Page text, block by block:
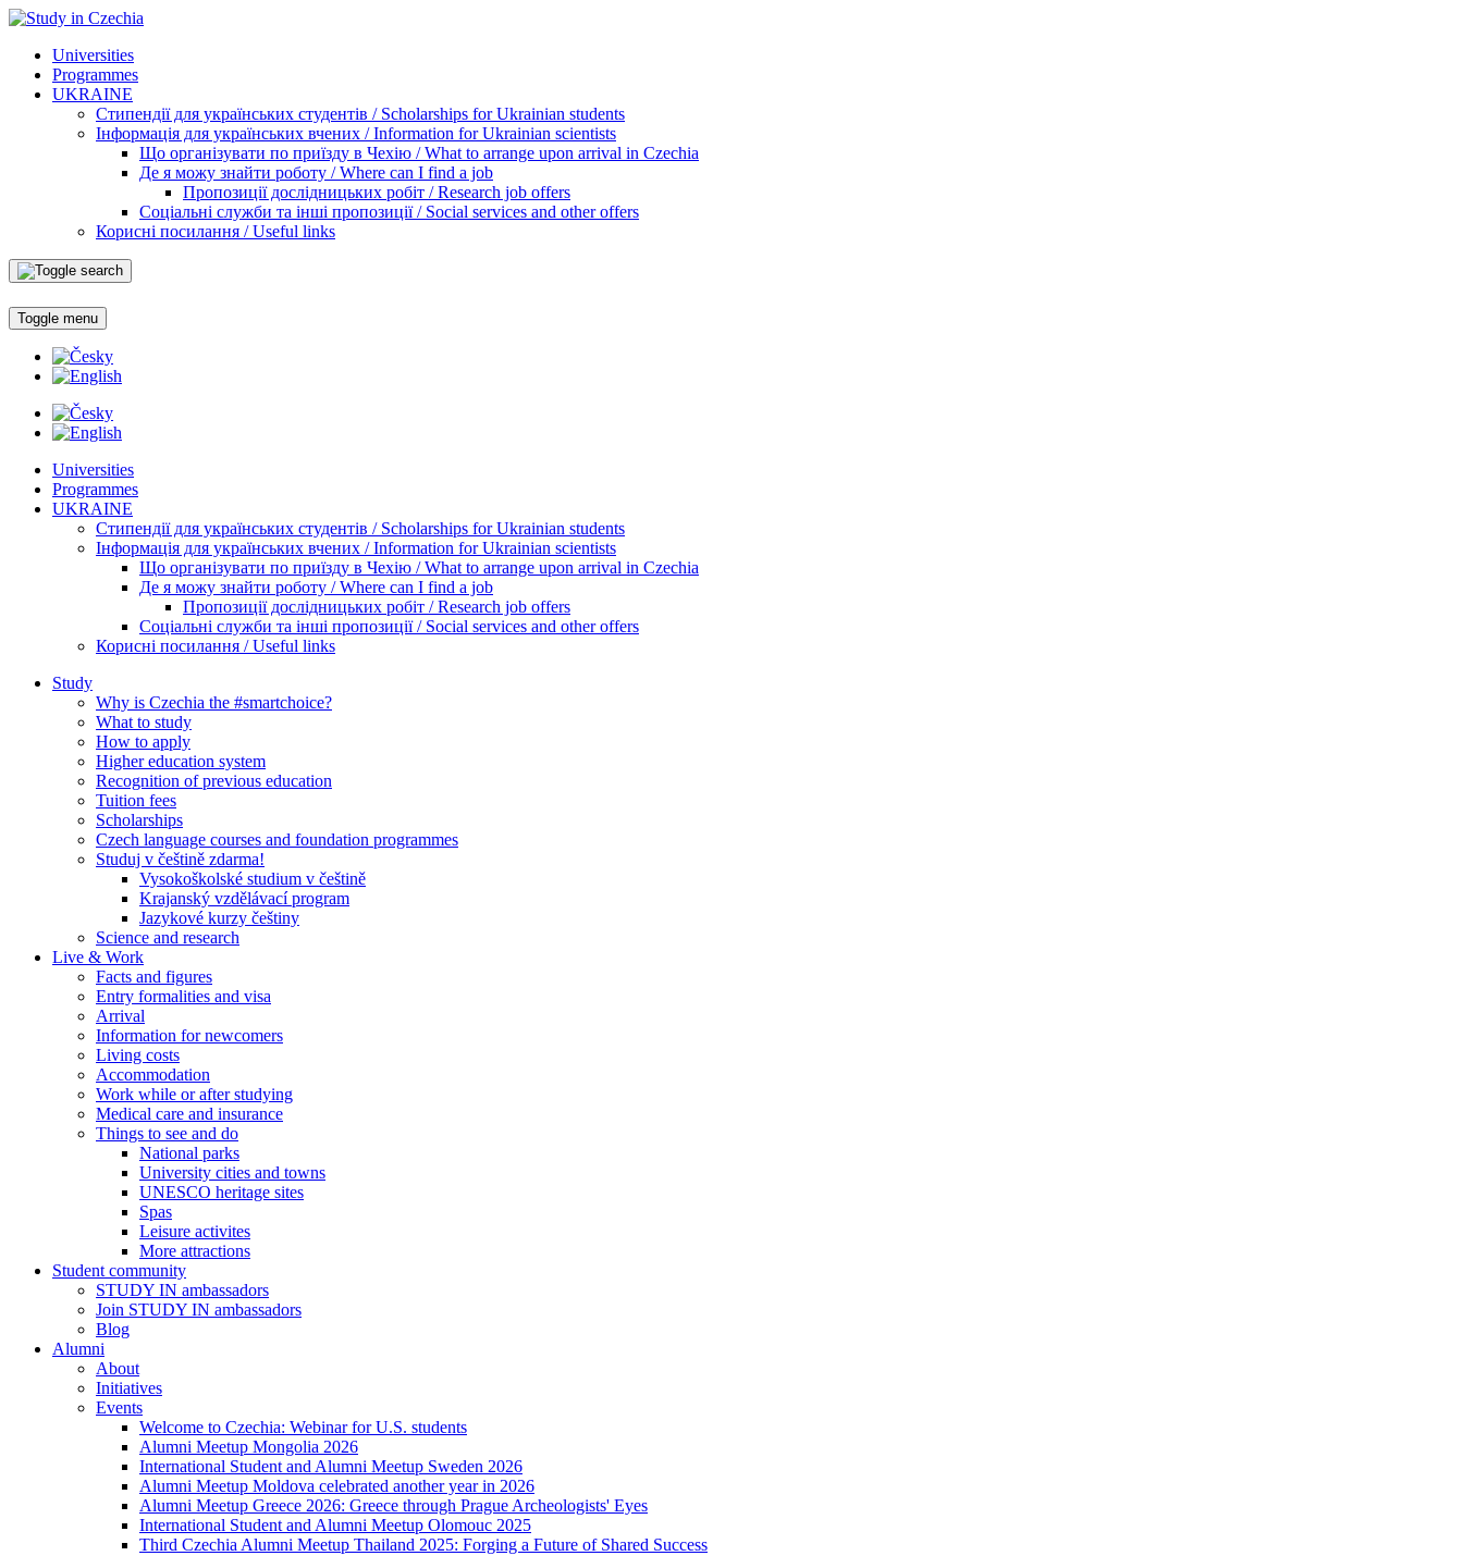
Universities
Programmes
UKRAINE
Стипендії для українських студентів / Scholarships for Ukrainian students
Інформація для українських вчених / Information for Ukrainian scientists
Що організувати по приїзду в Чехію / What to arrange upon arrival in Czechia
Де я можу знайти роботу / Where can I find a job
Пропозиції дослідницьких робіт / Research job offers
Соціальні служби та інші пропозиції / Social services and other offers
Корисні посилання / Useful links
Toggle menu
Universities
Programmes
UKRAINE
Стипендії для українських студентів / Scholarships for Ukrainian students
Інформація для українських вчених / Information for Ukrainian scientists
Що організувати по приїзду в Чехію / What to arrange upon arrival in Czechia
Де я можу знайти роботу / Where can I find a job
Пропозиції дослідницьких робіт / Research job offers
Соціальні служби та інші пропозиції / Social services and other offers
Корисні посилання / Useful links
Study
Why is Czechia the #smartchoice?
What to study
How to apply
Higher education system
Recognition of previous education
Tuition fees
Scholarships
Czech language courses and foundation programmes
Studuj v češtině zdarma!
Vysokoškolské studium v češtině
Krajanský vzdělávací program
Jazykové kurzy češtiny
Science and research
Live & Work
Facts and figures
Entry formalities and visa
Arrival
Information for newcomers
Living costs
Accommodation
Work while or after studying
Medical care and insurance
Things to see and do
National parks
University cities and towns
UNESCO heritage sites
Spas
Leisure activites
More attractions
Student community
STUDY IN ambassadors
Join STUDY IN ambassadors
Blog
Alumni
About
Initiatives
Events
Welcome to Czechia: Webinar for U.S. students
Alumni Meetup Mongolia 2026
International Student and Alumni Meetup Sweden 2026
Alumni Meetup Moldova celebrated another year in 2026
Alumni Meetup Greece 2026: Greece through Prague Archeologists' Eyes
International Student and Alumni Meetup Olomouc 2025
Third Czechia Alumni Meetup Thailand 2025: Forging a Future of Shared Success